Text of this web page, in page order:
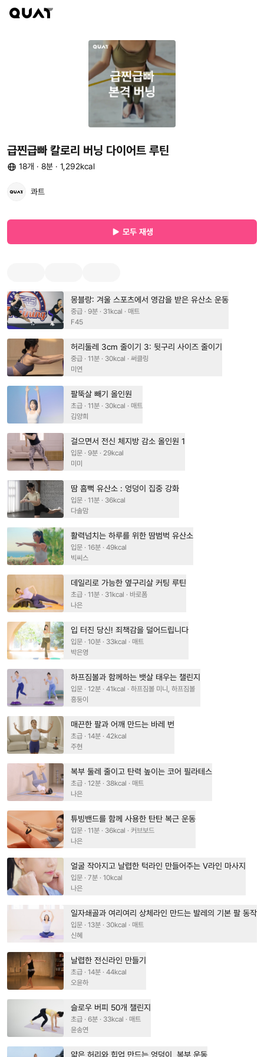
급찐급빠 칼로리 버닝 다이어트 루틴
18개 · 8분 · 1,292kcal
콰트
모두 재생
몽블랑: 겨울 스포츠에서 영감을 받은 유산소 운동
중급 · 9분 · 31kcal · 매트
F45
허리둘레 3cm 줄이기 3: 뒷구리 사이즈 줄이기
중급 · 11분 · 30kcal · 써클링
미연
팔뚝살 빼기 올인원
초급 · 11분 · 30kcal · 매트
김양희
걸으면서 전신 체지방 감소 올인원 1
입문 · 9분 · 29kcal
미미
땀 흠뻑 유산소 : 엉덩이 집중 강화
입문 · 11분 · 36kcal
다솔맘
활력넘치는 하루를 위한 땀범벅 유산소
입문 · 16분 · 49kcal
빅씨스
데일리로 가능한 옆구리살 커팅 루틴
초급 · 11분 · 31kcal · 바로폼
나은
입 터진 당신! 죄책감을 덜어드립니다
입문 · 10분 · 33kcal · 매트
박은영
하프짐볼과 함께하는 뱃살 태우는 챌린지
입문 · 12분 · 41kcal · 하프짐볼 미니, 하프짐볼
흥둥이
매끈한 팔과 어깨 만드는 바레 번
초급 · 14분 · 42kcal
주현
복부 둘레 줄이고 탄력 높이는 코어 필라테스
초급 · 12분 · 38kcal · 매트
나은
튜빙밴드를 함께 사용한 탄탄 복근 운동
입문 · 11분 · 36kcal · 커브보드
나은
얼굴 작아지고 날렵한 턱라인 만들어주는 V라인 마사지
입문 · 7분 · 10kcal
나은
일자쇄골과 여리여리 상체라인 만드는 발레의 기본 팔 동작
입문 · 13분 · 30kcal · 매트
신혜
날렵한 전신라인 만들기
초급 · 14분 · 44kcal
오윤하
슬로우 버피 50개 챌린지
초급 · 6분 · 33kcal · 매트
윤송연
얇은 허리와 힙업 만드는 엉덩이, 복부 운동